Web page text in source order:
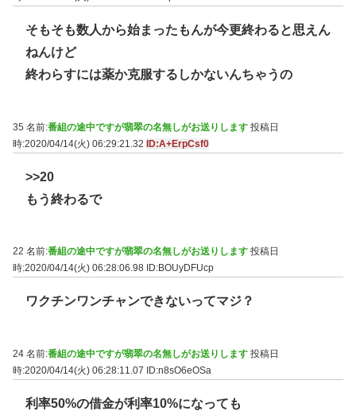
そもそも数人から始まったもんが今更終わると思えん
ねんけど
終わらすには薬か克服するしかないんちゃうの
35 名前:番組の途中ですが翡翠の名無しがお送りします 投稿日
時:2020/04/14(火) 06:29:21.32 ID:A+ErpCsf0
>>20
もう終わるで
22 名前:番組の途中ですが翡翠の名無しがお送りします 投稿日
時:2020/04/14(火) 06:28:06.98 ID:BOUyDFUcp
ワクチンワンチャンできないってマジ？
24 名前:番組の途中ですが翡翠の名無しがお送りします 投稿日
時:2020/04/14(火) 06:28:11.07 ID:n8sO6eOSa
利率50%の借金が利率10%になっても